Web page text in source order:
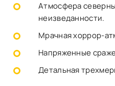
Атмосфера
неизведанности.
Мрачная хоррор-
Напряженные
Детальная